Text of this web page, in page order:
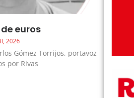
euros
2026
Gómez Torrijos, portavoz
por Rivas